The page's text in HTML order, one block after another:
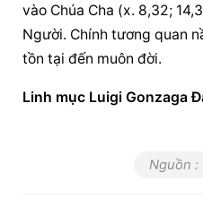
vào Chúa Cha (x. 8,32;
Người. Chính tương quan
tồn tại đến muôn đời.
Linh mục Luigi Gonzaga
Nguồn :